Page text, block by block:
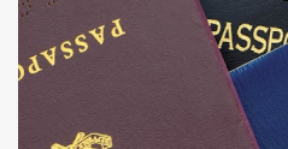
euros de imposto para sua
em: https://www.jn.pt/local/
comeca-hoje-a-cobrar-taxa-